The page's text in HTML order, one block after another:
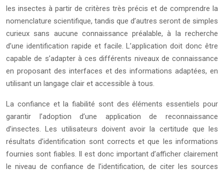
les insectes à partir de critères très précis et de comprendre la
nomenclature scientifique, tandis que d’autres seront de simples
curieux sans aucune connaissance préalable, à la recherche
d’une identification rapide et facile. L’application doit donc être
capable de s’adapter à ces différents niveaux de connaissance
en proposant des interfaces et des informations adaptées, en
utilisant un langage clair et accessible à tous.
La confiance et la fiabilité sont des éléments essentiels pour
garantir l’adoption d’une application de reconnaissance
d’insectes. Les utilisateurs doivent avoir la certitude que les
résultats d’identification sont corrects et que les informations
fournies sont fiables. Il est donc important d’afficher clairement
le niveau de confiance de l’identification, de citer les sources